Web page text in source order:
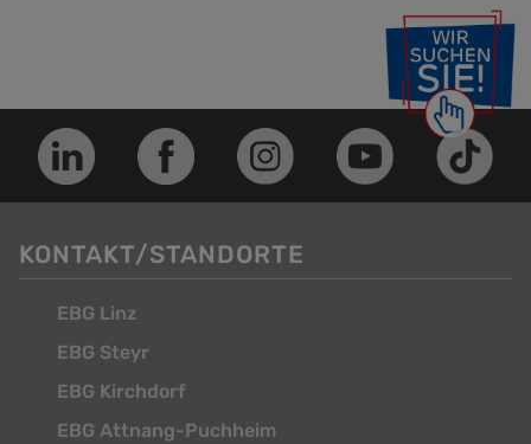
KONTAKT/STANDORTE
EBG Linz
EBG Steyr
EBG Kirchdorf
EBG Attnang-Puchheim